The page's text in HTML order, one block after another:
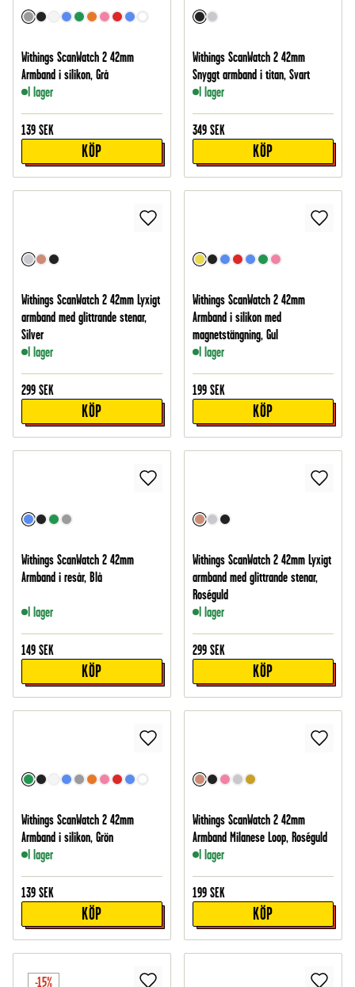
Withings ScanWatch 2 42mm
Armband i silikon, Grå
I lager
139 SEK
KÖP
Withings ScanWatch 2 42mm
Snyggt armband i titan, Svart
I lager
349 SEK
KÖP
Withings ScanWatch 2 42mm Lyxigt
armband med glittrande stenar,
Silver
I lager
299 SEK
KÖP
Withings ScanWatch 2 42mm
Armband i silikon med
magnetstängning, Gul
I lager
199 SEK
KÖP
Withings ScanWatch 2 42mm
Armband i resår, Blå
I lager
149 SEK
KÖP
Withings ScanWatch 2 42mm Lyxigt
armband med glittrande stenar,
Roséguld
I lager
299 SEK
KÖP
Withings ScanWatch 2 42mm
Armband i silikon, Grön
I lager
139 SEK
KÖP
Withings ScanWatch 2 42mm
Armband Milanese Loop, Roséguld
I lager
199 SEK
KÖP
-15%